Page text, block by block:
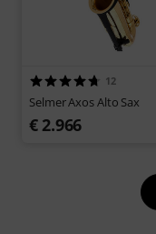
12
Selmer Axos Alto Sax
€ 2.966